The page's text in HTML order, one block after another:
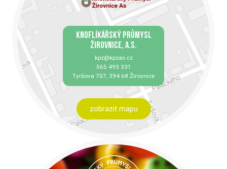
KNOFLÍKÁŘSKÝ PRŮMYSL
ŽIROVNICE, A.S.
kpz@kpzas.cz
565 493 331
Tyršova 707, 394 68 Žirovnice
zobrazit mapu